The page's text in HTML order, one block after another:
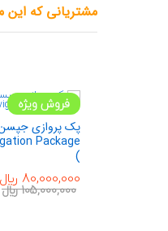
مشتریانی که این
فروش ویژه
)
80,000,000 ﷼
105,000,000﷼